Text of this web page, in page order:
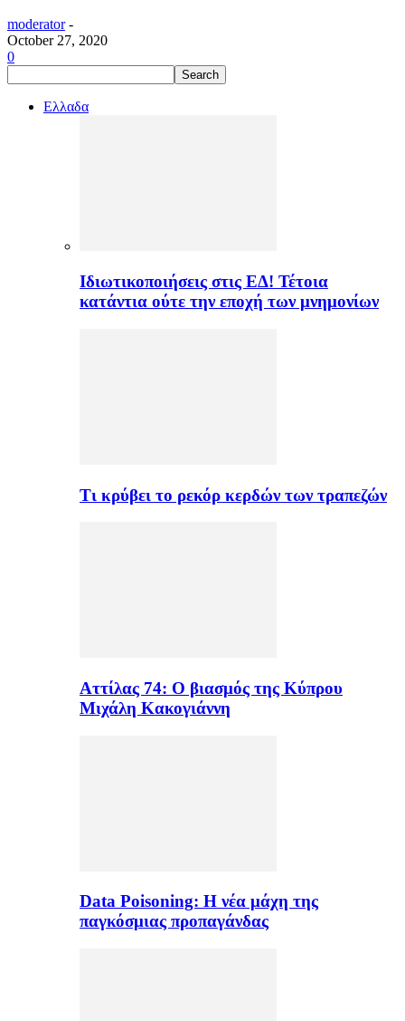
moderator -
October 27, 2020
0
Ελλαδα
Ιδιωτικοποιήσεις στις ΕΔ! Τέτοια
κατάντια ούτε την εποχή των μνημονίων
Τι κρύβει το ρεκόρ κερδών των τραπεζών
Αττίλας 74: Ο βιασμός της Κύπρου
Μιχάλη Κακογιάννη
Data Poisoning: Η νέα μάχη της
παγκόσμιας προπαγάνδας